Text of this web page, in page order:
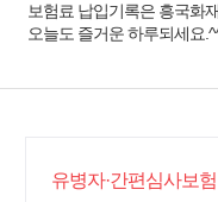
보험료 납입기록은 흥국화
오늘도 즐거운 하루되세요
유병자·간편심사보험